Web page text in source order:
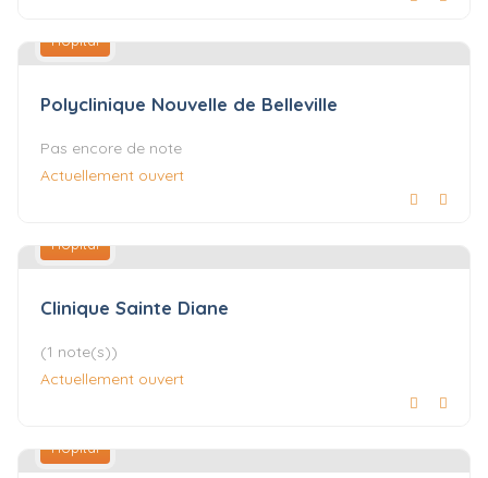
Hôpital
Polyclinique Nouvelle de Belleville
Pas encore de note
Actuellement ouvert
Hôpital
Clinique Sainte Diane
(1 note(s))
Actuellement ouvert
Hôpital